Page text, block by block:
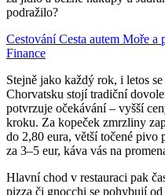
podražilo?
CestováníCesta autem Moře a
Finance
Stejně jako každý rok, i letos
Chorvatsku stojí tradiční
potvrzuje očekávání – vyšší
kroku. Za kopeček zmrzliny
do 2,80 eura, větší točené pivo
za 3–5 eur, káva vás na
Hlavní chod v restauraci pak
pizza či gnocchi se pohybují